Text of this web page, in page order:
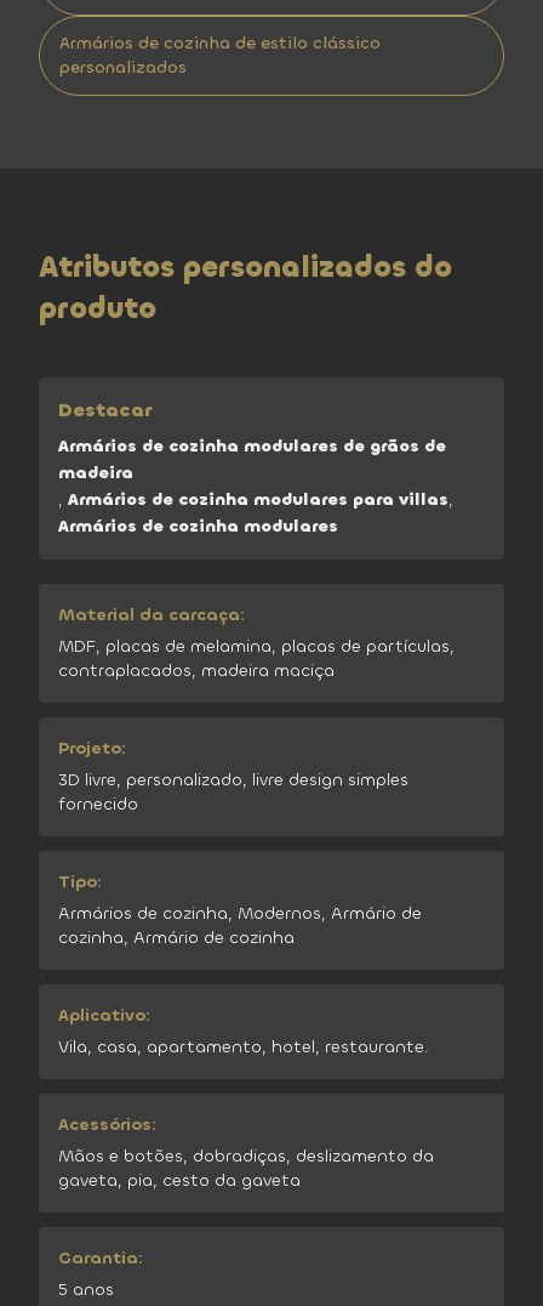
Armários de cozinha de estilo clássico
personalizados
Atributos personalizados do
produto
Destacar
Armários de cozinha modulares de grãos de
madeira
, Armários de cozinha modulares para villas,
Armários de cozinha modulares
Material da carcaça:
MDF, placas de melamina, placas de partículas,
contraplacados, madeira maciça
Projeto:
3D livre, personalizado, livre design simples
fornecido
Tipo:
Armários de cozinha, Modernos, Armário de
cozinha, Armário de cozinha
Aplicativo:
Vila, casa, apartamento, hotel, restaurante.
Acessórios:
Mãos e botões, dobradiças, deslizamento da
gaveta, pia, cesto da gaveta
Garantia:
5 anos